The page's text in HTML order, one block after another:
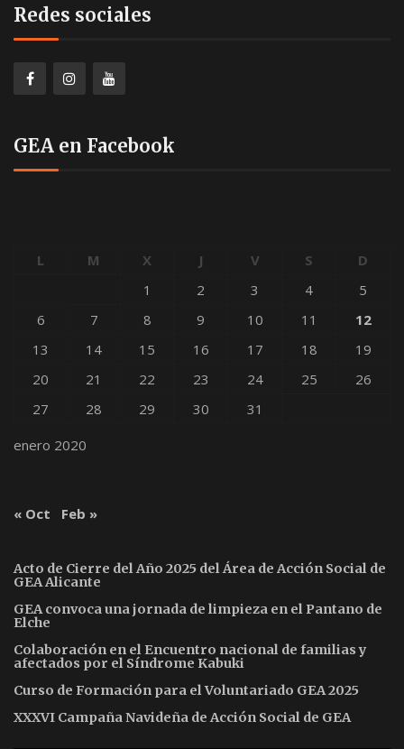
Redes sociales
GEA en Facebook
enero 2020
L M X J V S
D
1
2 3 4
5
6
7 8 9 10 11
12
13
14 15 16 17 18
19
20
21 22 23 24 25
26
27
28 29 30 31
« Oct Feb »
Acto de Cierre del Año 2025 del Área de Acción Social de
GEA Alicante
GEA convoca una jornada de limpieza en el Pantano de
Elche
Colaboración en el Encuentro nacional de familias y
afectados por el Síndrome Kabuki
Curso de Formación para el Voluntariado GEA 2025
XXXVI Campaña Navideña de Acción Social de GEA